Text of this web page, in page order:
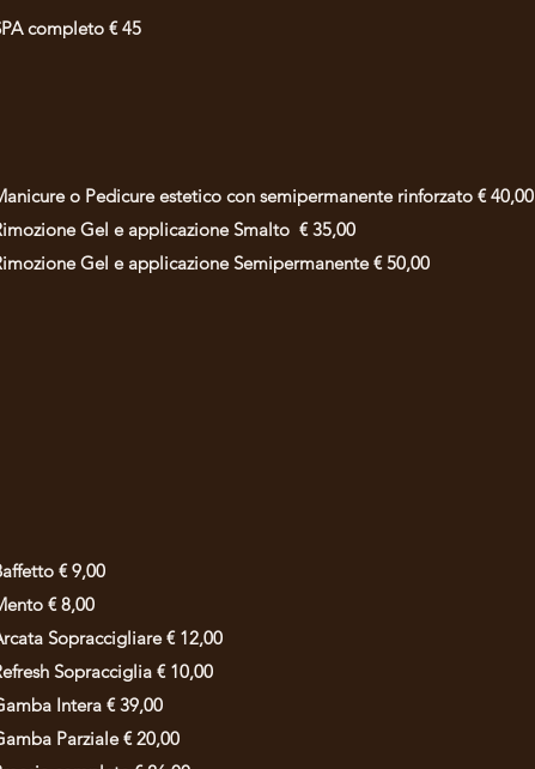
completo € 45
o Pedicure estetico con semipermanente rinforzato € 40,00
Gel e applicazione Smalto € 35,00
Gel e applicazione Semipermanente € 50,00
€ 9,00
€ 8,00
Sopraccigliare € 12,00
Sopracciglia € 10,00
Intera € 39,00
Parziale € 20,00